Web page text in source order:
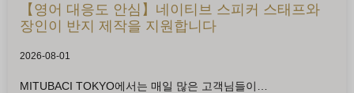
【영어 대응도 안심】네이티브 스피커 스태프와
장인이 반지 제작을 지원합니다
2026-08-01
MITUBACI TOKYO에서는 매일 많은 고객님들이